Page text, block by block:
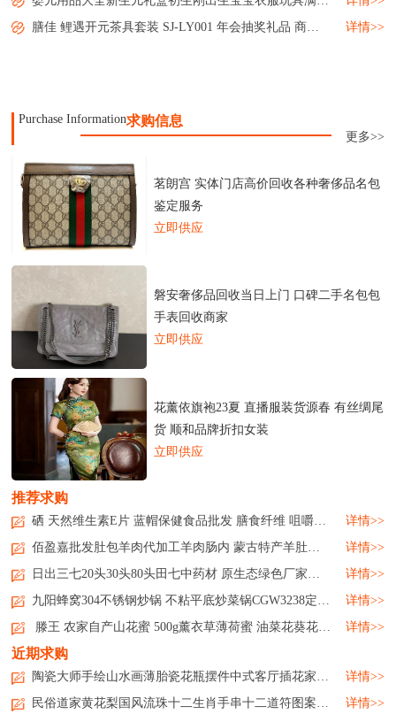
膳佳 鲤遇开元茶具套装 SJ-LY001 年会抽奖礼品 商务送礼 小礼品 MY-SJJJ-L5-05...
详情>>
Purchase Information求购信息
更多>>
茗朗宫 实体门店高价回收各种奢侈品名包
鉴定服务
立即供应
磐安奢侈品回收当日上门 口碑二手名包包
手表回收商家
立即供应
花薰依旗袍23夏 直播服装货源春 有丝绸尾
货 顺和品牌折扣女装
立即供应
推荐求购
硒 天然维生素E片 蓝帽保健食品批发 膳食纤维 咀嚼后服用...
详情>>
佰盈嘉批发肚包羊肉代加工羊肉肠内 蒙古特产羊肚包肉新鲜生鲜...
详情>>
日出三七20头30头80头田七中药材 原生态绿色厂家日出三七20头30头80头田七中药材 原生态绿色厂家日出三七20头30头80头田七中药材 原生态绿色厂家日出三七20头30头80头田七中药材 原生态绿色厂家...
详情>>
九阳蜂窝304不锈钢炒锅 不粘平底炒菜锅CGW3238定制公司广告礼品...
详情>>
滕王 农家自产山花蜜 500g薰衣草薄荷蜜 油菜花葵花原蜜 品种多样...
详情>>
近期求购
陶瓷大师手绘山水画薄胎瓷花瓶摆件中式客厅插花家居饰品...
详情>>
民俗道家黄花梨国风流珠十二生肖手串十二道符图案饰品...
详情>>